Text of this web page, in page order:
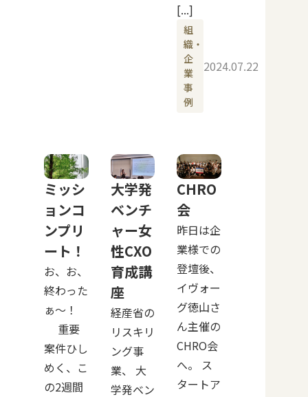
[...]
組
織・
企
業
事
例
2024.07.22
ミッシ
ョンコ
ンプリ
ート！
お、お、
終わった
ぁ〜！
重要
案件ひし
めく、こ
の2週間
大学発
ベンチ
ャー女
性CXO
育成講
座
経産省の
リスキリ
ング事
業、 大
学発ベン
CHRO
会
昨日は企
業様での
登壇後、
イヴォー
グ徳山さ
ん主催の
CHRO会
へ。 ス
タートア